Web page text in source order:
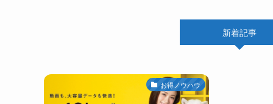
新着記事
お得ノウハウ